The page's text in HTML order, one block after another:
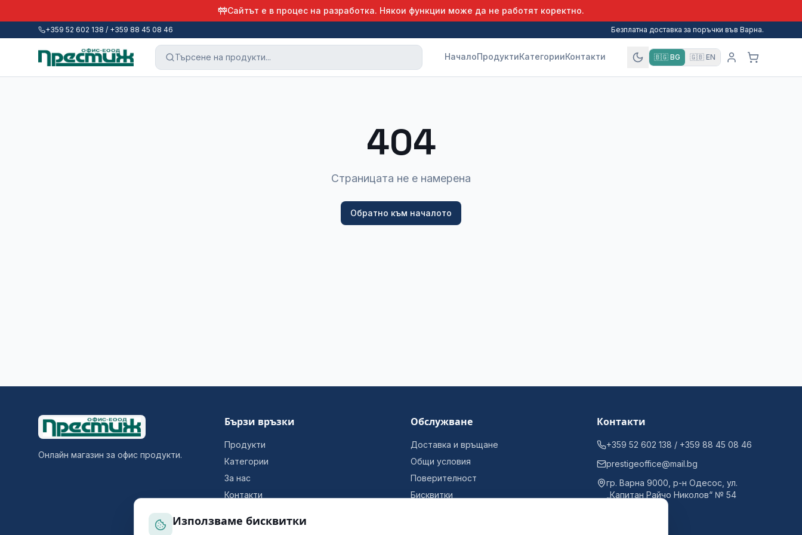
Сайтът е в процес на разработка. Някои функции може да не работят коректно.
+359 52 602 138 / +359 88 45 08 46 Безплатна доставка за поръчки във Варна.
НачалоПродуктиКатегорииКонтакти 🇧🇬 BG 🇬🇧 EN
404
Страницата не е намерена
Обратно към началото
Онлайн магазин за офис продукти.
Бързи връзки
Продукти
Категории
За нас
Контакти
Обслужване
Доставка и връщане
Общи условия
Поверителност
Бисквитки
Контакти
+359 52 602 138 / +359 88 45 08 46
prestigeoffice@mail.bg
гр. Варна 9000, р-н Одесос, ул.
„Капитан Райчо Николов“ № 54
Използваме бисквитки